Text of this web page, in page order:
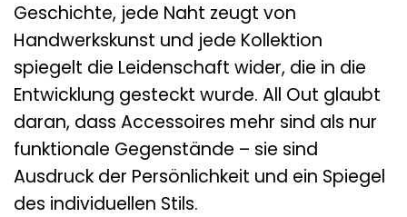
Geschichte, jede Naht zeugt von
Handwerkskunst und jede Kollektion
spiegelt die Leidenschaft wider, die in die
Entwicklung gesteckt wurde. All Out glaubt
daran, dass Accessoires mehr sind als nur
funktionale Gegenstände – sie sind
Ausdruck der Persönlichkeit und ein Spiegel
des individuellen Stils.